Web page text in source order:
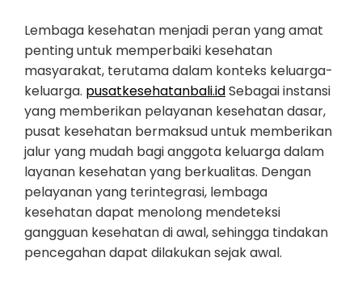
Lembaga kesehatan menjadi peran yang amat
penting untuk memperbaiki kesehatan
masyarakat, terutama dalam konteks keluarga-
keluarga. pusatkesehatanbali.idSebagai instansi
yang memberikan pelayanan kesehatan dasar,
pusat kesehatan bermaksud untuk memberikan
jalur yang mudah bagi anggota keluarga dalam
layanan kesehatan yang berkualitas. Dengan
pelayanan yang terintegrasi, lembaga
kesehatan dapat menolong mendeteksi
gangguan kesehatan di awal, sehingga tindakan
pencegahan dapat dilakukan sejak awal.